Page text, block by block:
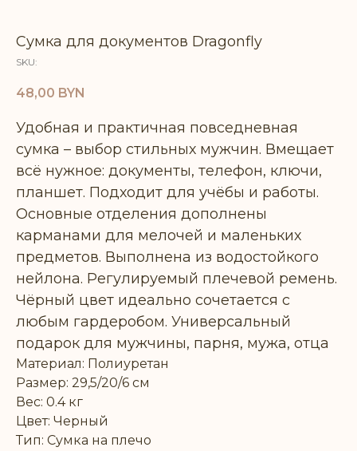
Сумка для документов Dragonfly
SKU:
48,00 BYN
Удобная и практичная повседневная
сумка – выбор стильных мужчин. Вмещает
всё нужное: документы, телефон, ключи,
планшет. Подходит для учёбы и работы.
Основные отделения дополнены
карманами для мелочей и маленьких
предметов. Выполнена из водостойкого
нейлона. Регулируемый плечевой ремень.
Чёрный цвет идеально сочетается с
любым гардеробом. Универсальный
подарок для мужчины, парня, мужа, отца
Материал: Полиуретан
Размер: 29,5/20/6 см
Вес: 0.4 кг
Цвет: Черный
Тип: Сумка на плечо